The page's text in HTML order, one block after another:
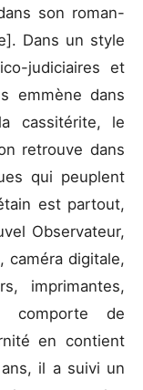
son roman-
Dans un style
judiciaires et
emmène dans
cassitérite, le
retrouve dans
qui peuplent
est partout,
Observateur,
caméra digitale,
imprimantes,
comporte de
en contient
il a suivi un